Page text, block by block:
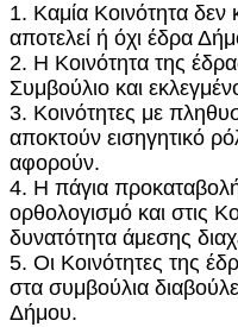
1. Καμία Κοινότητα δεν
αποτελεί ή όχι έδρα
2. Η Κοινότητα της
Συμβούλιο και
3. Κοινότητες με
αποκτούν εισηγητικό
αφορούν.
4. Η πάγια προκαταβολή
ορθολογισμό και στις
δυνατότητα άμεσης
5. Οι Κοινότητες της
στα συμβούλια
Δήμου.